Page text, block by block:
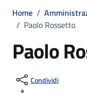
Home /
/ Paolo Rossetto
Paolo
Condividi